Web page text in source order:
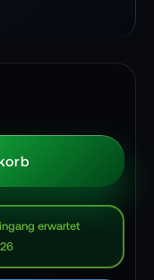
erwartet